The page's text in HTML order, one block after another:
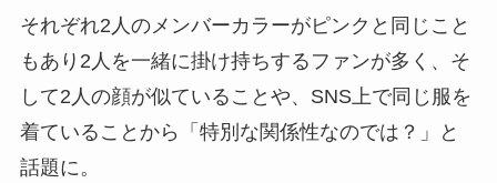
それぞれ2人のメンバーカラーがピンクと同じこと
もあり2人を一緒に掛け持ちするファンが多く、そ
して2人の顔が似ていることや、SNS上で同じ服を
着ていることから「特別な関係性なのでは？」と
話題に。